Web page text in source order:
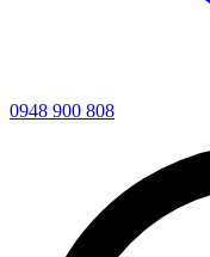
0948 900 808